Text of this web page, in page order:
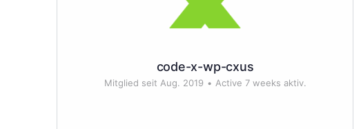
code-x-wp-cxus
Mitglied seit Aug. 2019 • Active 7 weeks aktiv.